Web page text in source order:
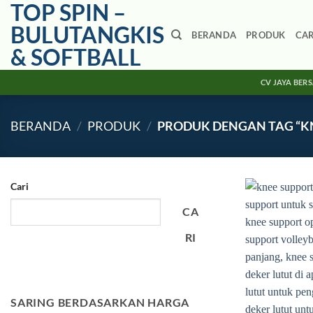
Skip
content
TOP SPIN –
BULUTANGKIS
& SOFTBALL
BERANDA PRODUK
CV JAYA
BERANDA / PRODUK / PRODUK DENGAN TAG
Cari
CA
RI
SARING BERDASARKAN HARGA